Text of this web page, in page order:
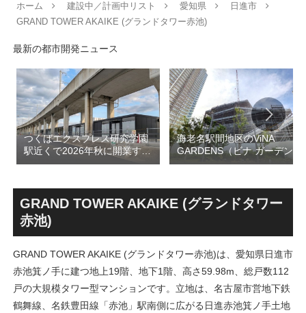
ホーム 建設中／計画中リスト 愛知県
日進市
GRAND TOWER AKAIKE (グランドタワー赤池)
最新の都市開発ニュース
つくばエクスプレス研究学園
駅近くで2026年秋に開業する
高架下商業施設「寿横
跡地の開発計画や商業ビル建
設進行などにより駅前商業地
が形成へ！！
海老名駅間地区のViNA
GARDENS（ビナ ガーデン
ズ）で建設中の「（仮称）フ
テル温浴棟」2026年夏時点建
設状況！！天然温泉のほか子
育て・ペット関連の複合施設
GRAND TOWER AKAIKE (グランドタワー
赤池)
GRAND TOWER AKAIKE (グランドタワー赤池)は、愛知県日進市
赤池箕ノ手に建つ地上19階、地下1階、高さ59.98m、総戸数112
戸の大規模タワー型マンションです。立地は、名古屋市営地下鉄
鶴舞線、名鉄豊田線「赤池」駅南側に広がる日進赤池箕ノ手土地